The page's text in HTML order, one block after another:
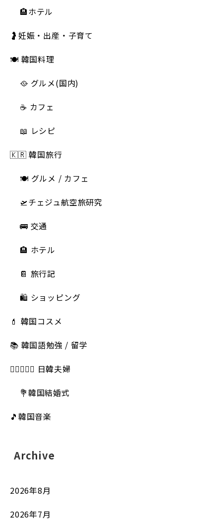
🏨ホテル
🤰妊娠・出産・子育て
🍽 韓国料理
🥘 グルメ(国内)
☕️ カフェ
📖 レシピ
🇰🇷 韓国旅行
🍽 グルメ / カフェ
🛫チェジュ航空旅研究
🚌 交通
🏨 ホテル
📔 旅行記
🛍️ ショッピング
💄 韓国コスメ
📚 韓国語勉強 / 留学
👩🏻‍❤️‍👨🏻 日韓夫婦
💐韓国結婚式
🎵韓国音楽
Archive
2026年8月
2026年7月